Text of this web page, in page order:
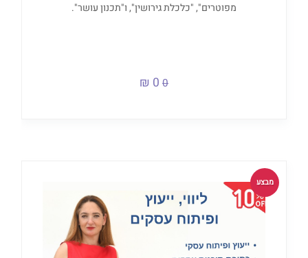
מפוטרים", "כלכלת גירושין", ו"תכנון עושר".
0
מבצע